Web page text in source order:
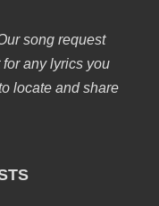
song request
any lyrics you
locate and share